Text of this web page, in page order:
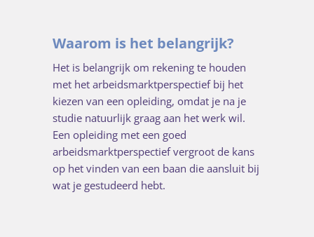
Waarom is het belangrijk?
Het is belangrijk om rekening te houden
met het arbeidsmarktperspectief bij het
kiezen van een opleiding, omdat je na je
studie natuurlijk graag aan het werk wil.
Een opleiding met een goed
arbeidsmarktperspectief vergroot de kans
op het vinden van een baan die aansluit bij
wat je gestudeerd hebt.